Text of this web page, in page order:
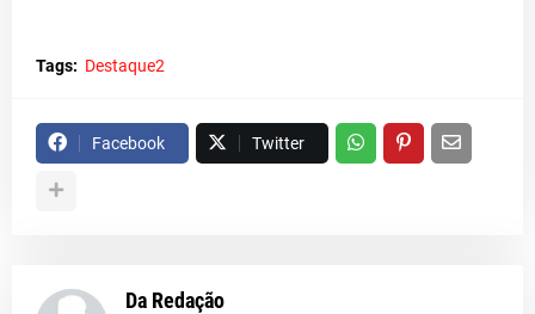
Tags: Destaque2
Facebook Twitter
Da Redação